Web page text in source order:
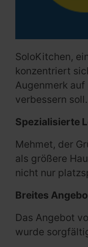
SoloKitchen,
konzentriert
Augenmerk
verbessern soll.
Spezialisierte
Mehmet, der
als größere
nicht nur
Breites
Das Angebot
wurde